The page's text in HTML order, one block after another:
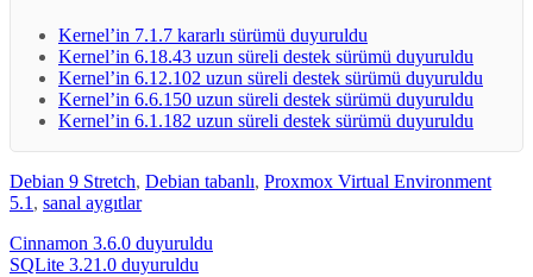
Kernel’in 7.1.7 kararlı sürümü duyuruldu
Kernel’in 6.18.43 uzun süreli destek sürümü duyuruldu
Kernel’in 6.12.102 uzun süreli destek sürümü duyuruldu
Kernel’in 6.6.150 uzun süreli destek sürümü duyuruldu
Kernel’in 6.1.182 uzun süreli destek sürümü duyuruldu
Debian 9 Stretch, Debian tabanlı, Proxmox Virtual Environment
5.1 , sanal aygıtlar
Cinnamon 3.6.0 duyuruldu
SQLite 3.21.0 duyuruldu